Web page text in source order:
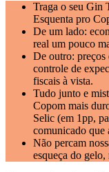
Traga o seu Gin
Esquenta pro
De um lado:
real um pouco
De outro: preços
controle de
fiscais à vista.
Tudo junto e
Copom mais
Selic (em 1pp,
comunicado que
Não percam
esqueça do gelo,